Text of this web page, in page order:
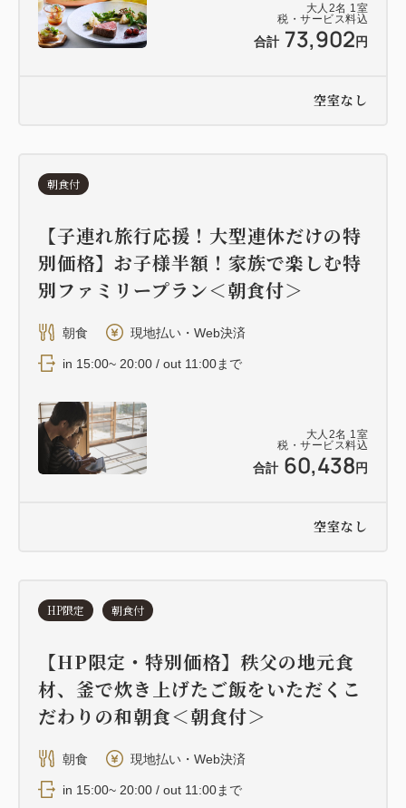
大人 2名 1 室
税・サービス料込
合計 73,902 円
空室なし
大人 2名 1 室
税・サービス料込
合計 60,438 円
朝食付
【子連れ旅行応援！大型連休だけの特
別価格】お子様半額！家族で楽しむ特
別ファミリープラン＜朝食付＞
朝食 現地払い・Web決済
in 15:00~ 20:00 / out 11:00まで
空室なし
HP限定 朝食付
【HP限定・特別価格】秩父の地元食
材、釜で炊き上げたご飯をいただくこ
だわりの和朝食＜朝食付＞
朝食 現地払い・Web決済
in 15:00~ 20:00 / out 11:00まで